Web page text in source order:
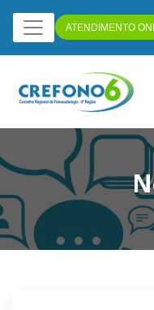
ATENDIMENTO